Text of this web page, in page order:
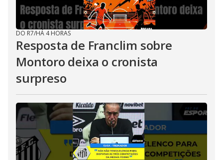
DO R7/HÁ 4 HORAS
Resposta de Franclim sobre
Montoro deixa o cronista
surpreso